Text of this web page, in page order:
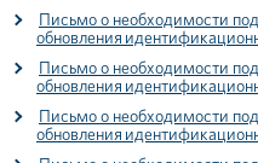
Письмо о необходимости
обновления
Письмо о необходимости
обновления
Письмо о необходимости
обновления